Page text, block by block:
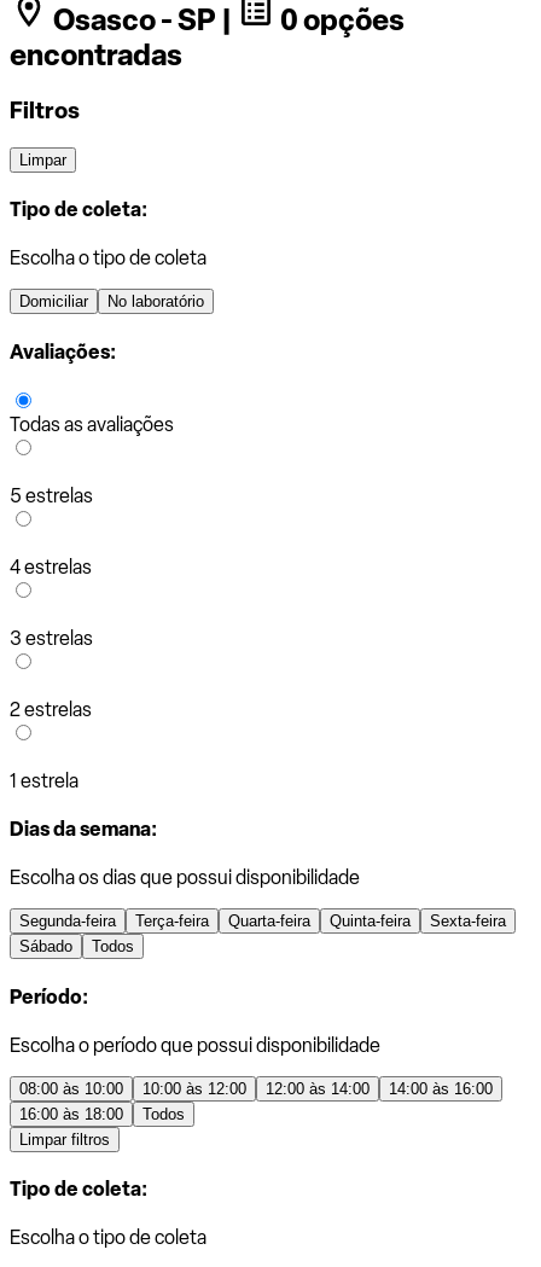
Osasco - SP |
0 opções
encontradas
Filtros
Limpar
Tipo de coleta:
Escolha o tipo de coleta
Domiciliar No laboratório
Avaliações:
Todas as avaliações
5 estrelas
4 estrelas
3 estrelas
2 estrelas
1 estrela
Dias da semana:
Escolha os dias que possui disponibilidade
Segunda-feira Terça-feira Quarta-feira Quinta-feira
Sexta-feira
Sábado
Todos
Período:
Escolha o período que possui disponibilidade
08:00 às 10:00 10:00 às 12:00 12:00 às 14:00
14:00 às 16:00
16:00 às 18:00
Todos
Limpar filtros
Tipo de coleta:
Escolha o tipo de coleta